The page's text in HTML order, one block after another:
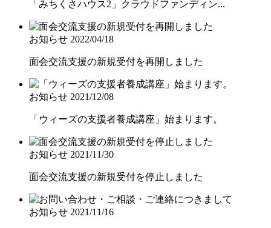
「みちくさハウス2」クラウドファンディン...
お知らせ 2022/04/18
面会交流支援の新規受付を再開しました
お知らせ 2021/12/08
「ウィーズの支援者養成講座」始まります。
お知らせ 2021/11/30
面会交流支援の新規受付を停止しました
お知らせ 2021/11/16